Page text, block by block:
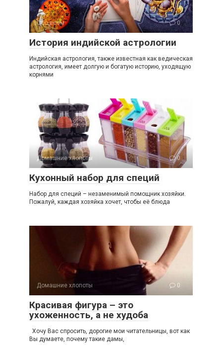
Обо всем 0
История индийской астрологии
Индийская астрология, также известная как ведическая
астрология, имеет долгую и богатую историю, уходящую
корнями
Домашние хлопоты 0
Кухонный набор для специй
Набор для специй – незаменимый помощник хозяйки.
Пожалуй, каждая хозяйка хочет, чтобы её блюда
Домашние хлопоты 0
Красивая фигура – это
ухоженность, а не худоба
Хочу Вас спросить, дорогие мои читательницы, вот как
Вы думаете, почему такие дамы,